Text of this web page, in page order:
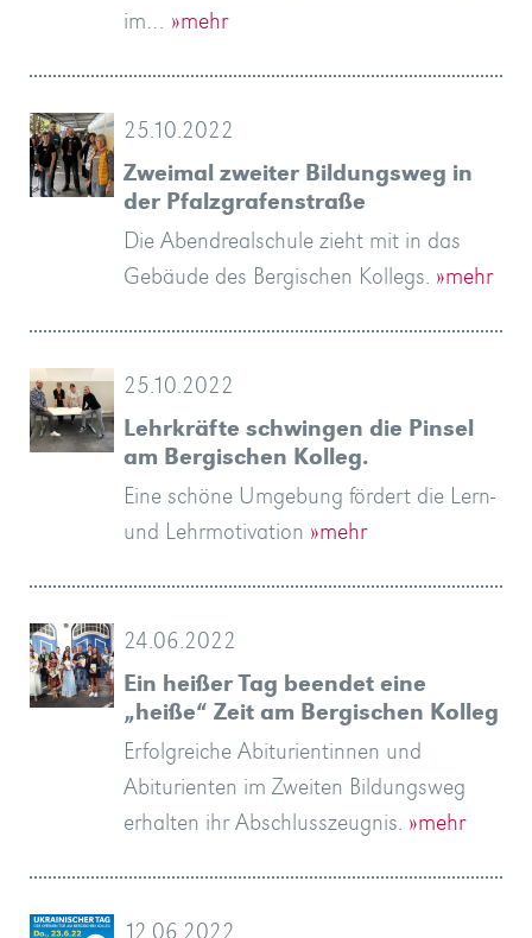
im… »mehr
25.10.2022
Zweimal zweiter Bildungsweg in
der Pfalzgrafenstraße
Die Abendrealschule zieht mit in das
Gebäude des Bergischen Kollegs. »mehr
25.10.2022
Lehrkräfte schwingen die Pinsel
am Bergischen Kolleg.
Eine schöne Umgebung fördert die Lern-
und Lehrmotivation »mehr
24.06.2022
Ein heißer Tag beendet eine
„heiße“ Zeit am Bergischen Kolleg
Erfolgreiche Abiturientinnen und
Abiturienten im Zweiten Bildungsweg
erhalten ihr Abschlusszeugnis. »mehr
12.06.2022